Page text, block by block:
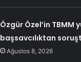
Özgür Özel’in TBMM
başsavcılıktan
Ağustos 8, 2026